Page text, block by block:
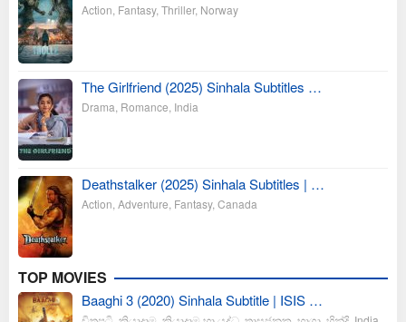
Action Fantasy, Thriller, Norway
The Girlfriend (2025) Sinhala Subtitles …
Drama Romance India
Deathstalker (2025) Sinhala Subtitles | …
Action Adventure Fantasy, Canada
TOP MOVIES
Baaghi 3 (2020) Sinhala Subtitle | ISIS …